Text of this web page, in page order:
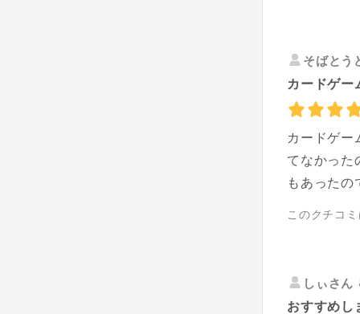
そばとう
カードゲー
カードゲー
てなかった
もあったの
このクチコ
しぃさん
おすすめし